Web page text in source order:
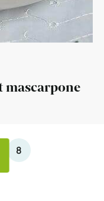
mascarpone
Pagina
8